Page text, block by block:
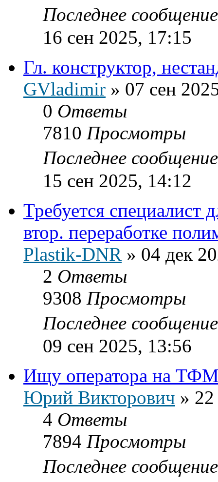
Последнее
16 сен 2025, 17:15
Гл. конструктор,
GVladimir » 07 сен
0 Ответы
7810 Просмотры
Последнее
15 сен 2025, 14:12
Требуется специалист
втор. переработке
Plastik-DNR » 04 дек
2 Ответы
9308 Просмотры
Последнее
09 сен 2025, 13:56
Ищу оператора на
Юрий Викторович »
4 Ответы
7894 Просмотры
Последнее